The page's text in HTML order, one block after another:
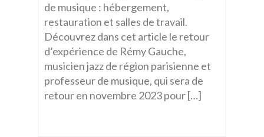
de musique : hébergement,
restauration et salles de travail.
Découvrez dans cet article le retour
d’expérience de Rémy Gauche,
musicien jazz de région parisienne et
professeur de musique, qui sera de
retour en novembre 2023 pour […]